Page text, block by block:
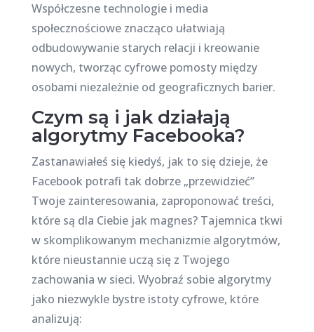
Współczesne technologie i media
społecznościowe znacząco ułatwiają
odbudowywanie starych relacji i kreowanie
nowych, tworząc cyfrowe pomosty między
osobami niezależnie od geograficznych barier.
Czym są i jak działają
algorytmy Facebooka?
Zastanawiałeś się kiedyś, jak to się dzieje, że
Facebook potrafi tak dobrze „przewidzieć”
Twoje zainteresowania, zaproponować treści,
które są dla Ciebie jak magnes? Tajemnica tkwi
w skomplikowanym mechanizmie algorytmów,
które nieustannie uczą się z Twojego
zachowania w sieci. Wyobraź sobie algorytmy
jako niezwykle bystre istoty cyfrowe, które
analizują: